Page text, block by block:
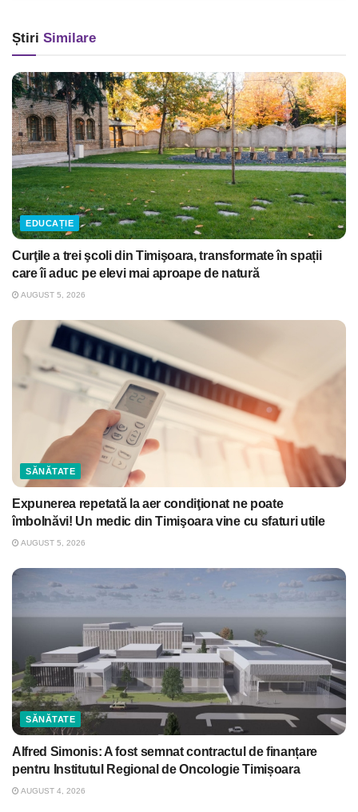
Știri Similare
EDUCAȚIE
Curţile a trei şcoli din Timişoara, transformate în spații
care îi aduc pe elevi mai aproape de natură
AUGUST 5, 2026
SĂNĂTATE
Expunerea repetată la aer condiţionat ne poate
îmbolnăvi! Un medic din Timişoara vine cu sfaturi utile
AUGUST 5, 2026
SĂNĂTATE
Alfred Simonis: A fost semnat contractul de finanțare
pentru Institutul Regional de Oncologie Timișoara
AUGUST 4, 2026